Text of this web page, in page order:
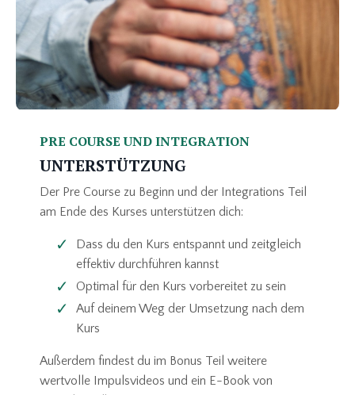
PRE COURSE UND INTEGRATION
UNTERSTÜTZUNG
Der Pre Course zu Beginn und der Integrations Teil
am Ende des Kurses unterstützen dich:
Dass du den Kurs entspannt und zeitgleich
effektiv durchführen kannst
Optimal für den Kurs vorbereitet zu sein
Auf deinem Weg der Umsetzung nach dem
Kurs
Außerdem findest du im Bonus Teil weitere
wertvolle Impulsvideos und ein E-Book von